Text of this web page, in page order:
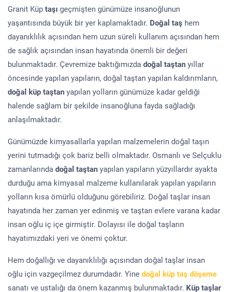
Granit Küp taşı geçmişten günümüze insanoğlunun
yaşantısında büyük bir yer kaplamaktadır. Doğal taş hem
dayanıklılık açısından hem uzun süreli kullanım açısından hem
de sağlık açısından insan hayatında önemli bir değeri
bulunmaktadır. Çevremize baktığımızda doğal taştan yıllar
öncesinde yapılan yapıların, doğal taştan yapılan kaldırımların,
doğal küp taştan yapılan yolların günümüze kadar geldiği
halende sağlam bir şekilde insanoğluna fayda sağladığı
anlaşılmaktadır.
Günümüzde kimyasallarla yapılan malzemelerin doğal taşın
yerini tutmadığı çok bariz belli olmaktadır. Osmanlı ve Selçuklu
zamanlarında doğal taştan yapılan yapıların yüzyıllardır ayakta
durduğu ama kimyasal malzeme kullanılarak yapılan yapıların
yolların kısa ömürlü olduğunu görebiliriz. Doğal taşlar insan
hayatında her zaman yer edinmiş ve taştan evlere varana kadar
insan oğlu iç içe girmiştir. Dolayısı ile doğal taşların
hayatımızdaki yeri ve önemi çoktur.
Hem doğallığı ve dayanıklılığı açısından doğal taşlar insan
oğlu için vazgeçilmez durumdadır. Yine doğal küp taş döşeme
sanatı ve ustalığı da önem kazanmış bulunmaktadır. Küp taşlar